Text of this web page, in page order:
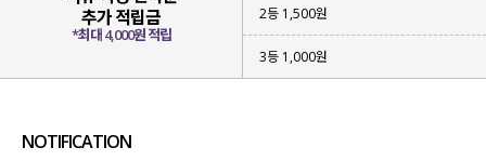
추가 적립금
*최대 4,000원 적립
2등 1,500원
3등 1,000원
NOTIFICATION